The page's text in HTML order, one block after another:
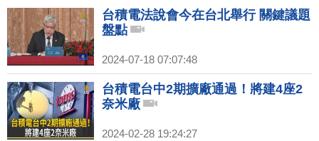
台積電法說會今在台北舉行 關鍵議題
盤點
2024-07-18 07:07:48
台積電台中2期擴廠通過！將建4座2
奈米廠
2024-02-28 19:24:27